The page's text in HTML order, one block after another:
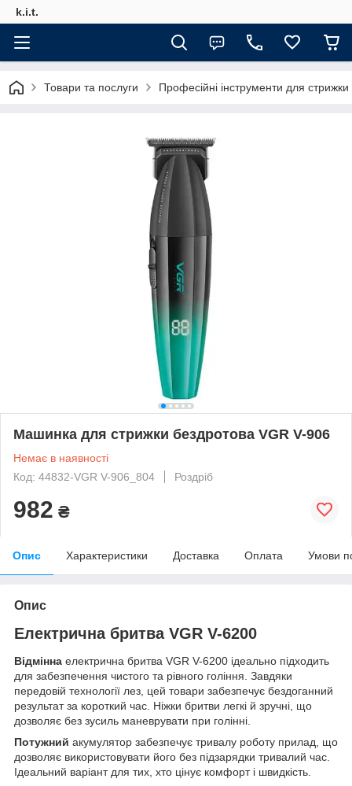
k.i.t.
Товари та послуги Професійні інструменти для
Машинка для стрижки бездротова VGR V-906
Немає в наявності
Код: 44832-VGR V-906_804
Роздріб
982 ₴
Опис Характеристики Доставка Оплата Умови
Опис
Електрична бритва VGR V-6200
Відмінна електрична бритва VGR V-6200 ідеально підходить
для забезпечення чистого та рівного гоління. Завдяки
передовій технології лез, цей товари забезпечує бездоганний
результат за короткий час. Ніжки бритви легкі й зручні, що
дозволяє без зусиль маневрувати при голінні.
Потужний акумулятор забезпечує тривалу роботу прилад, що
дозволяє використовувати його без підзарядки тривалий час.
Ідеальний варіант для тих, хто цінує комфорт і швидкість.